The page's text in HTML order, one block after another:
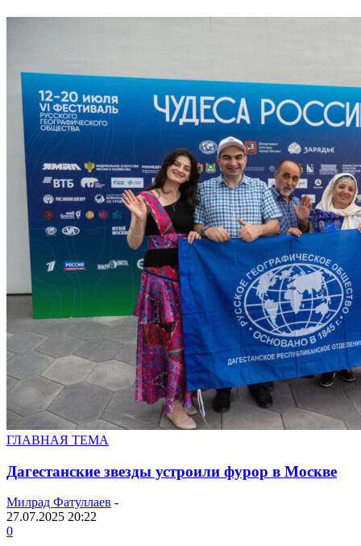
ГЛАВНАЯ ТЕМА
Дагестанские звезды устроили фурор в Москве
Милрад Фатуллаев -
27.07.2025 20:22
0